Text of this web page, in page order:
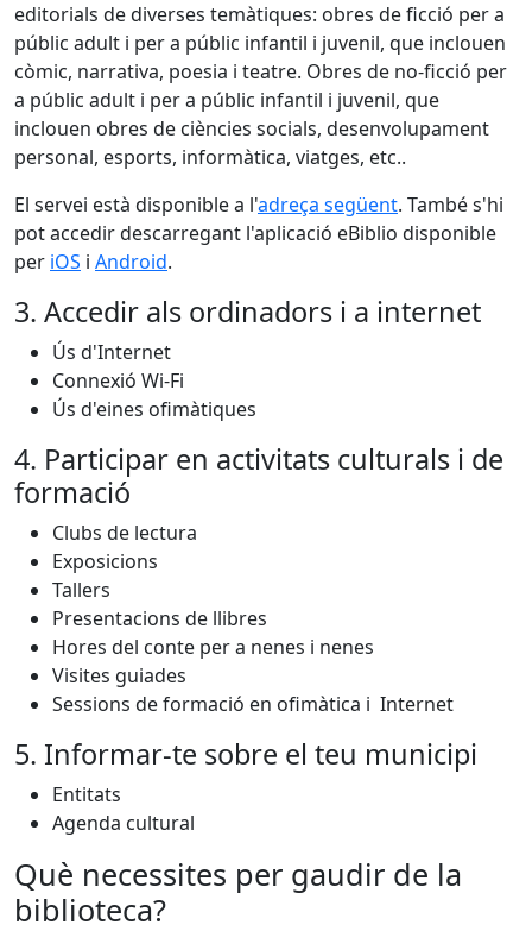
editorials de diverses temàtiques: obres de ficció per a
públic adult i per a públic infantil i juvenil, que inclouen
còmic, narrativa, poesia i teatre. Obres de no-ficció per
a públic adult i per a públic infantil i juvenil, que
inclouen obres de ciències socials, desenvolupament
personal, esports, informàtica, viatges, etc..
El servei està disponible a l'adreça següent. També s'hi
pot accedir descarregant l'aplicació eBiblio disponible
per iOS i Android.
3. Accedir als ordinadors i a internet
Ús d'Internet
Connexió Wi-Fi
Ús d'eines ofimàtiques
4. Participar en activitats culturals i de
formació
Clubs de lectura
Exposicions
Tallers
Presentacions de llibres
Hores del conte per a nenes i nenes
Visites guiades
Sessions de formació en ofimàtica i Internet
5. Informar-te sobre el teu municipi
Entitats
Agenda cultural
Què necessites per gaudir de la
biblioteca?